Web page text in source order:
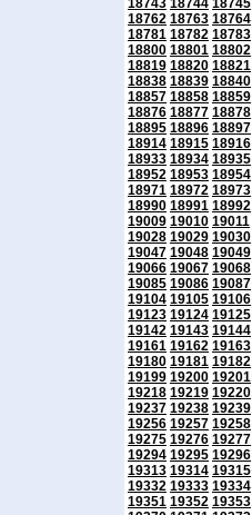
18743 18744 18745
18762 18763 18764
18781 18782 18783
18800 18801 18802
18819 18820 18821
18838 18839 18840
18857 18858 18859
18876 18877 18878
18895 18896 18897
18914 18915 18916
18933 18934 18935
18952 18953 18954
18971 18972 18973
18990 18991 18992
19009 19010 19011
19028 19029 19030
19047 19048 19049
19066 19067 19068
19085 19086 19087
19104 19105 19106
19123 19124 19125
19142 19143 19144
19161 19162 19163
19180 19181 19182
19199 19200 19201
19218 19219 19220
19237 19238 19239
19256 19257 19258
19275 19276 19277
19294 19295 19296
19313 19314 19315
19332 19333 19334
19351 19352 19353